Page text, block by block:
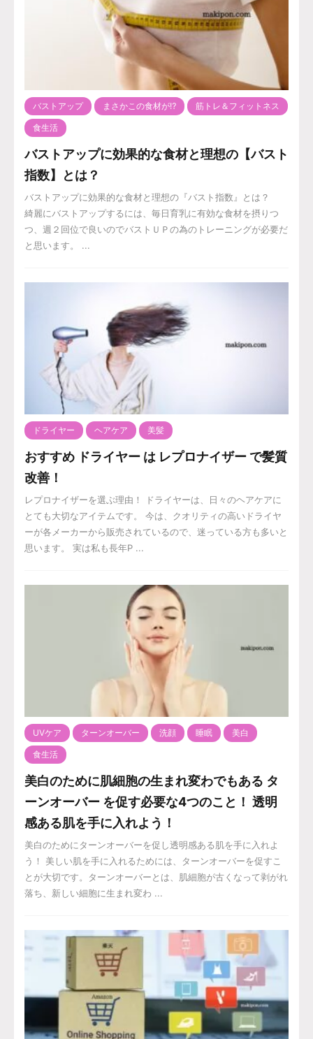
バストアップ まさかこの食材が⁉️ 筋トレ＆フィットネス
食生活
バストアップに効果的な食材と理想の【バスト
指数】とは？
バストアップに効果的な食材と理想の『バスト指数』とは？
綺麗にバストアップするには、毎日育乳に有効な食材を摂りつ
つ、週２回位で良いのでバストＵＰの為のトレーニングが必要だ
と思います。 ...
ドライヤー ヘアケア 美髪
おすすめ ドライヤー は レプロナイザー で髪質
改善！
レプロナイザーを選ぶ理由！ ドライヤーは、日々のヘアケアに
とても大切なアイテムです。 今は、クオリティの高いドライヤ
ーが各メーカーから販売されているので、迷っている方も多いと
思います。 実は私も長年P ...
UVケア ターンオーバー 洗顔 睡眠 美白
食生活
美白のために肌細胞の生まれ変わでもある タ
ーンオーバー を促す必要な4つのこと！ 透明
感ある肌を手に入れよう！
美白のためにターンオーバーを促し透明感ある肌を手に入れよ
う！ 美しい肌を手に入れるためには、ターンオーバーを促すこ
とが大切です。ターンオーバーとは、肌細胞が古くなって剥がれ
落ち、新しい細胞に生まれ変わ ...